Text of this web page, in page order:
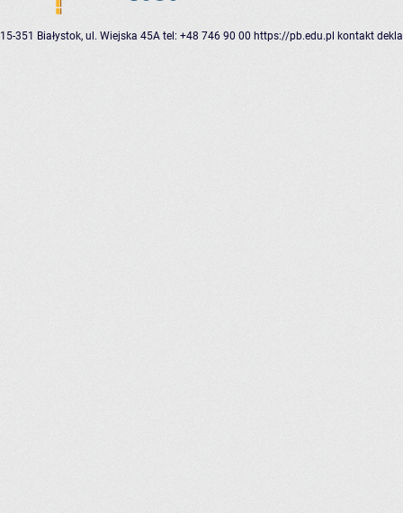
15-351 Białystok, ul. Wiejska 45A tel: +48 746 90 00 https://pb.edu.pl kontakt